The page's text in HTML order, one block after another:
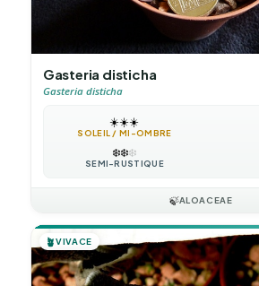
Gasteria disticha
Gasteria disticha
☀️☀️☀️
SOLEIL / MI-OMBRE
❄️❄️❄️
SEMI-RUSTIQUE
🍃ALOACEAE
🪴VIVACE